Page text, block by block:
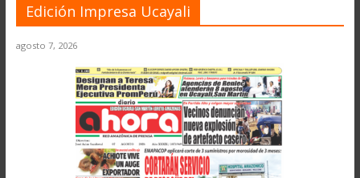
Edición Impresa Ucayali
agosto 7, 2026